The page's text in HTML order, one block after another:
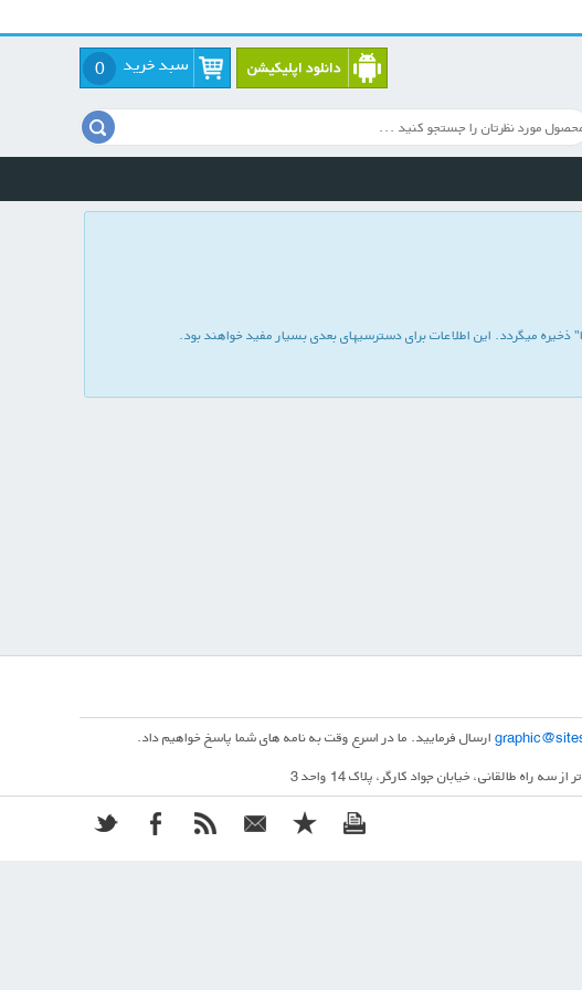
سبد خرید 0
میگردد. این اطلاعات برای دسترسیهای بعدی بسیار مفید خواهند بود.
ارسال فرمایید. ما در اسرع وقت به نامه های شما پاسخ خواهیم داد.
طالقانی، خیابان جواد کارگر، پلاک 14 واحد 3